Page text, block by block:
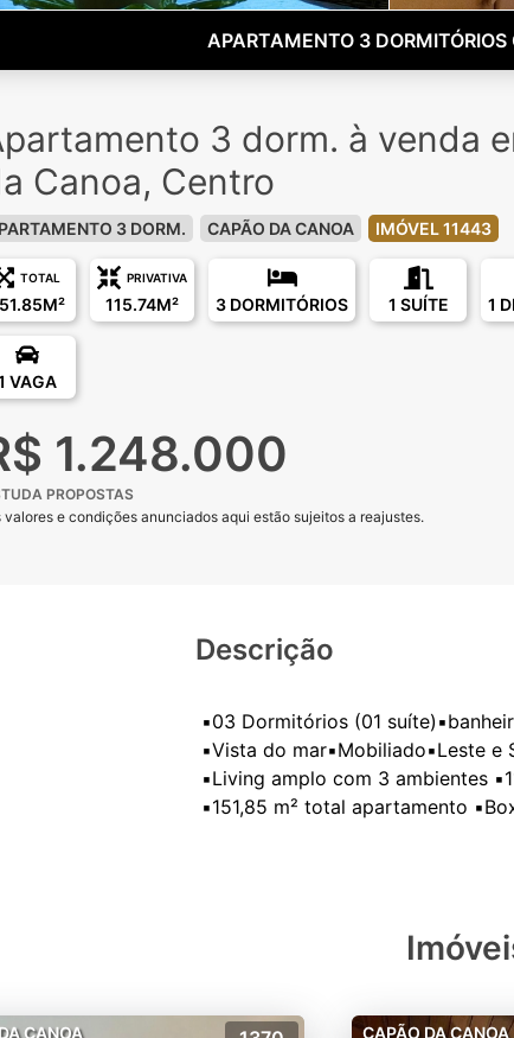
APARTAMENTO 3
3 dorm. à venda
Canoa, Centro
3 DORM. CAPÃO DA CANOA IMÓVEL 11443
TOTAL PRIVATIVA
115.74M² 3 DORMITÓRIOS 1 SUÍTE 1
VAGA
1.248.000
PROPOSTAS
valores e condições anunciados aqui estão sujeitos a reajustes.
Descrição
▪️03 Dormitórios (01
▪️Vista do mar▪️Mobiliado▪️Leste e
▪️Living amplo com 3 ambientes
CANOA CAPÃO DA CANOA